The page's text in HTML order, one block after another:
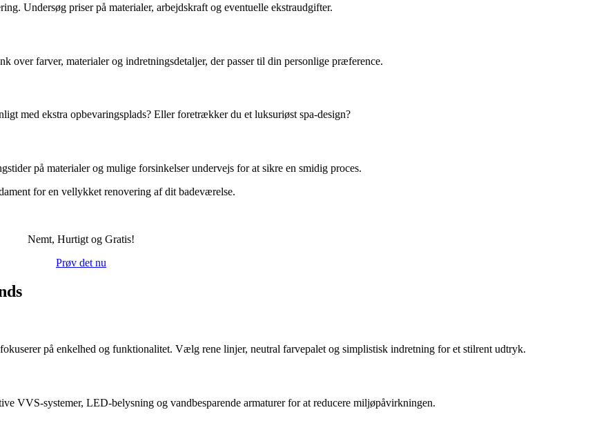
Undersøg priser på materialer, arbejdskraft og eventuelle ekstraudgifter.
farver, materialer og indretningsdetaljer, der passer til din personlige præference.
med ekstra opbevaringsplads? Eller foretrækker du et luksuriøst spa-design?
på materialer og mulige forsinkelser undervejs for at sikre en smidig proces.
for en vellykket renovering af dit badeværelse.
Nemt, Hurtigt og Gratis!
Prøv det nu
på enkelhed og funktionalitet. Vælg rene linjer, neutral farvepalet og simplistisk indretning for et stilrent udtryk.
VVS-systemer, LED-belysning og vandbesparende armaturer for at reducere miljøpåvirkningen.